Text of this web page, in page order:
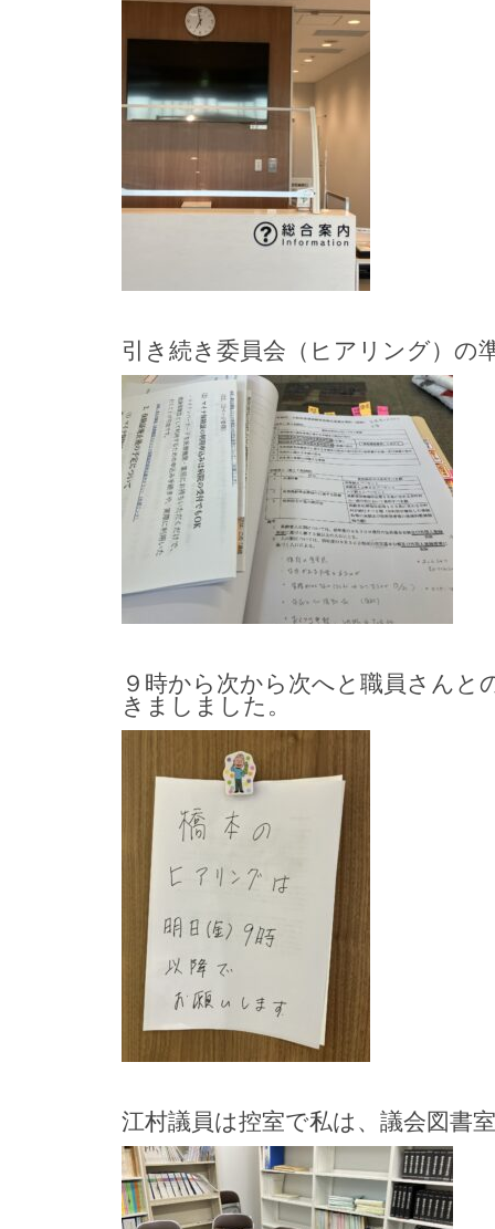
引き続き委員会（ヒアリング）の
９時から次から次へと職員さんと
きましました。
江村議員は控室で私は、議会図書